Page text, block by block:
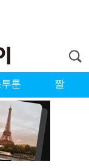
툰 짤